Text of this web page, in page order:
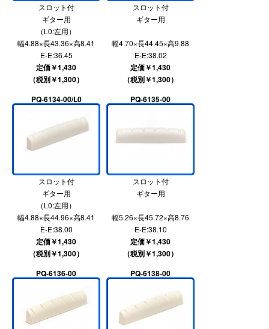
スロット付
ギター用
（L0:左用）
幅4.88×長43.36×高8.41
E-E:36.45
定価￥1,430
（税別￥1,300）
スロット付
ギター用
幅4.70×長44.45×高9.88
E-E:38.02
定価￥1,430
（税別￥1,300）
PQ-6134-00/L0
スロット付
ギター用
（L0:左用）
幅4.88×長44.96×高8.41
E-E:38.00
定価￥1,430
（税別￥1,300）
PQ-6135-00
スロット付
ギター用
幅5.26×長45.72×高8.76
E-E:38.10
定価￥1,430
（税別￥1,300）
PQ-6136-00
PQ-6138-00